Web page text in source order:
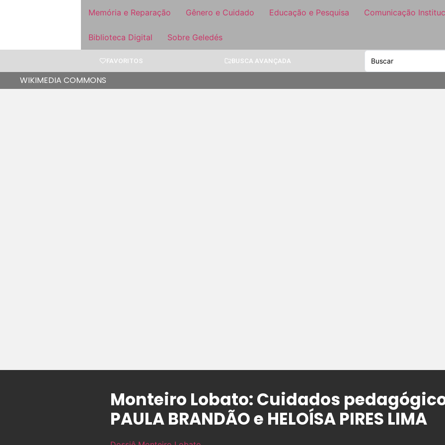
Memória e Reparação Gênero e Cuidado Educação e Pesquisa Comunicação
Biblioteca Digital Sobre Geledés
FAVORITOS BUSCA AVANÇADA
WIKIMEDIA COMMONS
Monteiro Lobato: Cuidados
PAULA BRANDÃO e HELOÍSA PIRES LIMA